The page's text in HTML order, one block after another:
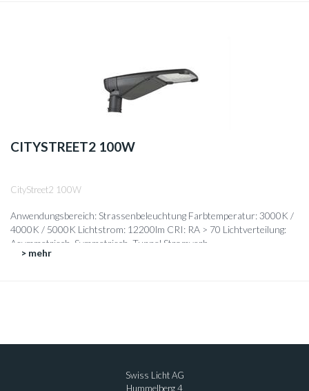
CITYSTREET2 100W
CityStreet2 100W
Anwendungsbereich: Strassenbeleuchtung Farbtemperatur: 3000K /
4000K / 5000K Lichtstrom: 12200lm CRI: RA > 70 Lichtverteilung:
Asymmetrisch, Symmetrisch, Tunnel Stromverb...
> mehr
Swiss Licht AG
Hummelberg 4